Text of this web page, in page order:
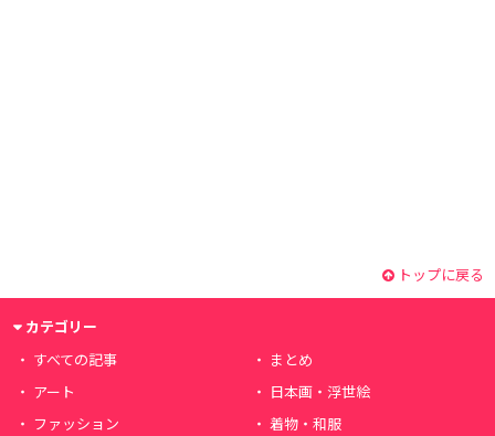
トップに戻る
カテゴリー
すべての記事
まとめ
アート
日本画・浮世絵
ファッション
着物・和服